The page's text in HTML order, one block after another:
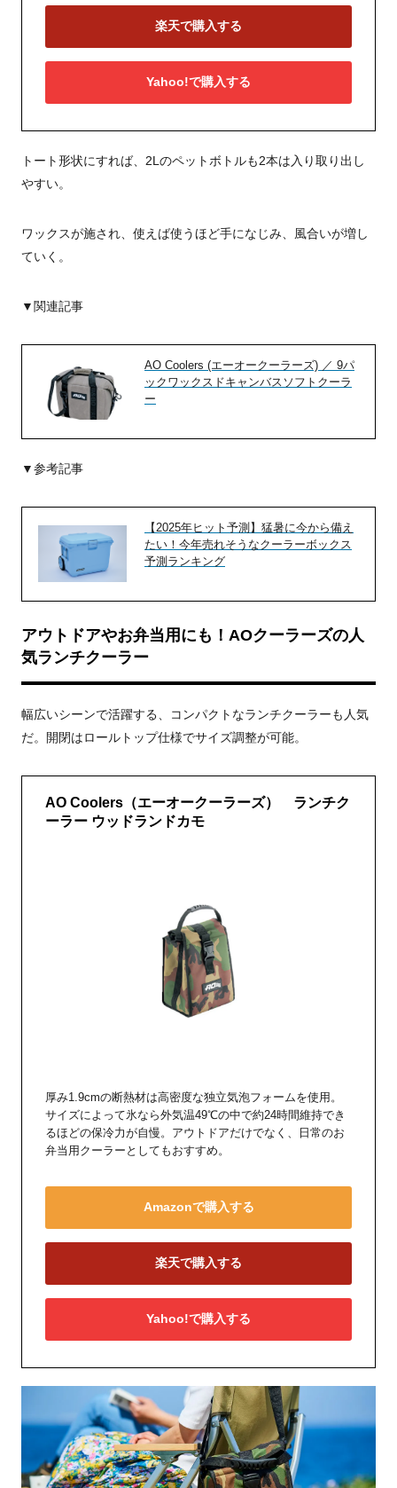
楽天で購入する
Yahoo!で購入する
トート形状にすれば、2Lのペットボトルも2本は入り取り出し
やすい。
ワックスが施され、使えば使うほど手になじみ、風合いが増し
ていく。
▼関連記事
AO Coolers (エーオークーラーズ) ／ 9パ
ックワックスドキャンバスソフトクーラ
ー
▼参考記事
【2025年ヒット予測】猛暑に今から備え
たい！今年売れそうなクーラーボックス
予測ランキング
アウトドアやお弁当用にも！AOクーラーズの人
気ランチクーラー
幅広いシーンで活躍する、コンパクトなランチクーラーも人気
だ。開閉はロールトップ仕様でサイズ調整が可能。
AO Coolers（エーオークーラーズ） ランチク
ーラー ウッドランドカモ
厚み1.9cmの断熱材は高密度な独立気泡フォームを使用。
サイズによって氷なら外気温49℃の中で約24時間維持でき
るほどの保冷力が自慢。アウトドアだけでなく、日常のお
弁当用クーラーとしてもおすすめ。
Amazonで購入する
楽天で購入する
Yahoo!で購入する